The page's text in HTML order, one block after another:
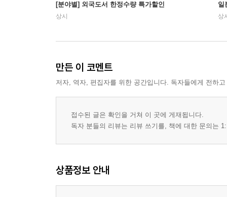
[분야별] 외국도서 한정수량 특가할인
상시
일
상
만든 이 코멘트
저자, 역자, 편집자를 위한 공간입니다. 독자들에게 전하
접수된 글은 확인을 거쳐 이 곳에 게재됩니다.
독자 분들의 리뷰는 리뷰 쓰기를, 책에 대한 문의는
상품정보 안내